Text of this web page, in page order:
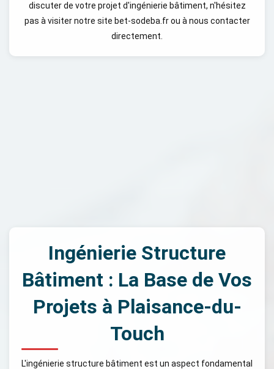
discuter de votre projet d'ingénierie bâtiment, n'hésitez
pas à visiter notre site bet-sodeba.fr ou à nous contacter
directement.
Ingénierie Structure
Bâtiment : La Base de Vos
Projets à Plaisance-du-
Touch
L'ingénierie structure bâtiment est un aspect fondamental